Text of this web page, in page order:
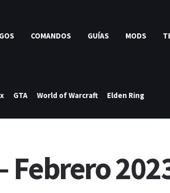
COMANDOS GUÍAS MODS
GTA World of Warcraft Elden Ring
Febrero